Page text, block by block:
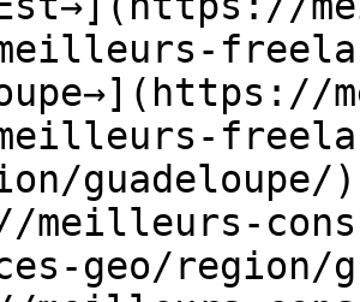
guadeloupe/
meilleurs-
geo/region/